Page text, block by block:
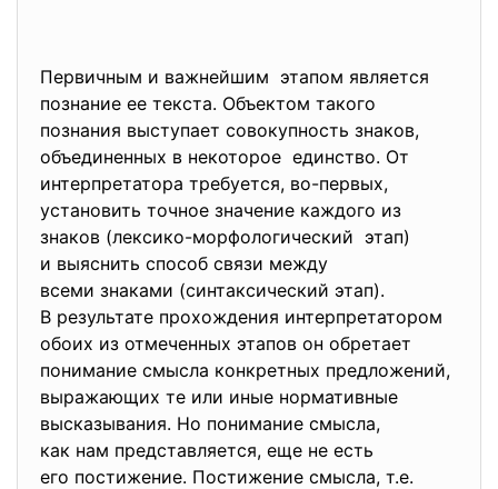
Первичным и важнейшим этапом является
познание ее текста. Объектом такого
познания выступает совокупность знаков,
объединенных в некоторое единство. От
интерпретатора требуется, во-первых,
установить точное значение каждого из
знаков (лексико-морфологический этап)
и выяснить способ связи между
всеми знаками (синтаксический этап).
В результате прохождения интерпретатором
обоих из отмеченных этапов он обретает
понимание смысла конкретных предложений,
выражающих те или иные нормативные
высказывания. Но понимание смысла,
как нам представляется, еще не есть
его постижение. Постижение смысла, т.е.